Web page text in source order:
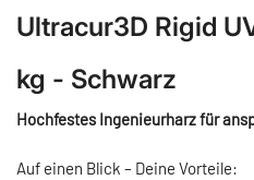
Ultracur3D Rigid
kg - Schwarz
Hochfestes Ingenieurharz für
Auf einen Blick – Deine Vorteile: